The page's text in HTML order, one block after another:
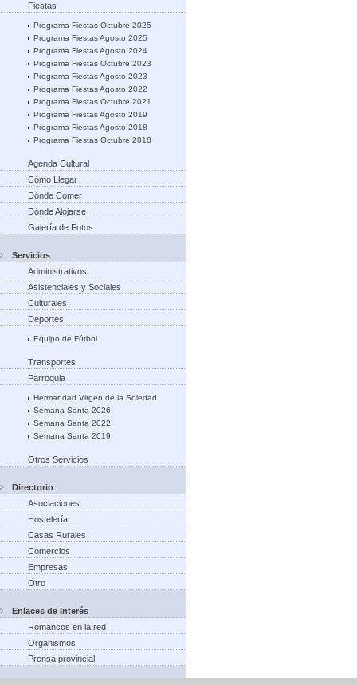
Fiestas
Programa Fiestas Octubre 2025
Programa Fiestas Agosto 2025
Programa Fiestas Agosto 2024
Programa Fiestas Octubre 2023
Programa Fiestas Agosto 2023
Programa Fiestas Agosto 2022
Programa Fiestas Octubre 2021
Programa Fiestas Agosto 2019
Programa Fiestas Agosto 2018
Programa Fiestas Octubre 2018
Agenda Cultural
Cómo Llegar
Dónde Comer
Dónde Alojarse
Galería de Fotos
Servicios
Administrativos
Asistenciales y Sociales
Culturales
Deportes
Equipo de Fútbol
Transportes
Parroquia
Hermandad Virgen de la Soledad
Semana Santa 2026
Semana Santa 2022
Semana Santa 2019
Otros Servicios
Directorio
Asociaciones
Hostelería
Casas Rurales
Comercios
Empresas
Otro
Enlaces de Interés
Romancos en la red
Organismos
Prensa provincial